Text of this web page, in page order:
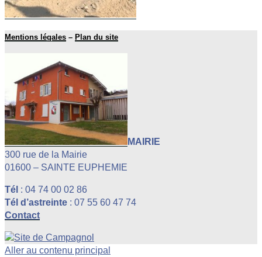
Mentions légales – Plan du site
MAIRIE
300 rue de la Mairie
01600 – SAINTE EUPHEMIE
Tél : 04 74 00 02 86
Tél d’astreinte : 07 55 60 47 74
Contact
Aller au contenu principal